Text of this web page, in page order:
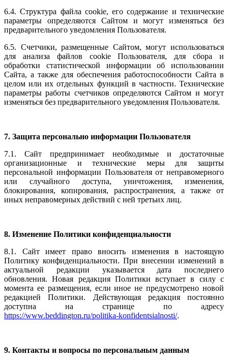
6.4. Структура файла cookie, его содержание и технические
параметры определяются Сайтом и могут изменяться без
предварительного уведомления Пользователя.
6.5. Счетчики, размещенные Сайтом, могут использоваться
для анализа файлов cookie Пользователя, для сбора и
обработки статистической информации об использовании
Сайта, а также для обеспечения работоспособности Сайта в
целом или их отдельных функций в частности. Технические
параметры работы счетчиков определяются Сайтом и могут
изменяться без предварительного уведомления Пользователя.
7. Защита персонально информации Пользователя
7.1. Сайт предпринимает необходимые и достаточные
организационные и технические меры для защиты
персональной информации Пользователя от неправомерного
или случайного доступа, уничтожения, изменения,
блокирования, копирования, распространения, а также от
иных неправомерных действий с ней третьих лиц.
8. Изменение Политики конфиденциальности
8.1. Сайт имеет право вносить изменения в настоящую
Политику конфиденциальности. При внесении изменений в
актуальной редакции указывается дата последнего
обновления. Новая редакция Политики вступает в силу с
момента ее размещения, если иное не предусмотрено новой
редакцией Политики. Действующая редакция постоянно
доступна на странице по адресу
https://www.beddington.ru/politika-konfidentsialnosti/.
9. Контакты и вопросы по персональным данным